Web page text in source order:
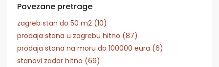
Povezane pretrage
zagreb stan do 50 m2 (10)
prodaja stana u zagrebu hitno (87)
prodaja stana na moru do 100000 eura (6)
stanovi zadar hitno (69)